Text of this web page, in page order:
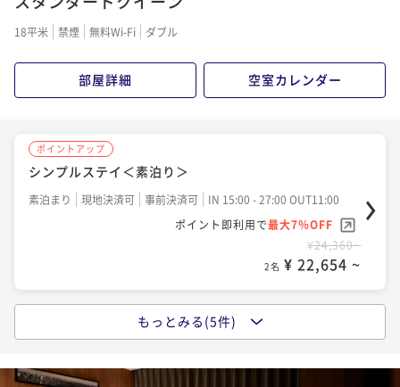
朝食付き 現地決済可 事前決済可
ポイント即利用で
2名 ¥ 25,686 ~
シンプルステイ＜朝食付＞
朝食付き 現地決済可 事前決済可
ポイント即利用で最大7％OFF
¥29,980~
¥ 27,881 ~
ポイントアップ
【連泊割】2連泊以上でお得にステイ＜素泊り＞
18平米 禁煙 無料Wi-Fi ダブル
部屋詳細 空室カレンダー
ポイントアップ
シンプルステイ＜素泊り＞
素泊まり 現地決済可 事前決済可
IN 15:00 - 27:00 OUT11:00
ポイント即利用で最大7％OFF
¥24,360~
2名 ¥ 22,654 ~
【宿の日】シンプルステイ＜素泊り＞
素泊まり 現地決済可 事前決済可
IN 15:00 - 27:00 OUT11:00
もっとみる(5件)